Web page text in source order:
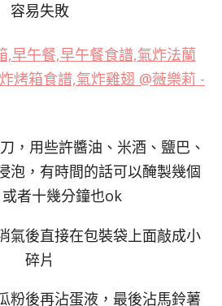
容易失敗
，用些許醬油、米酒、鹽巴、
泡，有時間的話可以醃製幾個
者十幾分鐘也ok
氣後直接在包裝袋上面敲成小
碎片
粉後再沾蛋液，最後沾馬鈴薯